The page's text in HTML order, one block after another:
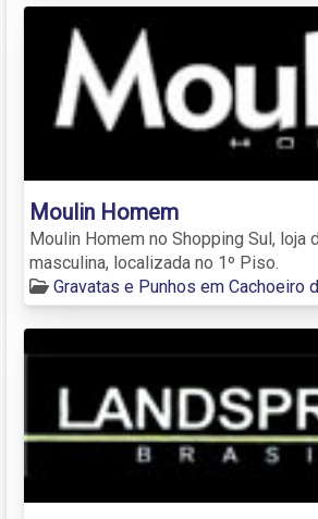
Moulin Homem
Moulin Homem no Shopping Sul, loja
masculina, localizada no 1º Piso.
Gravatas e Punhos em Cachoeiro